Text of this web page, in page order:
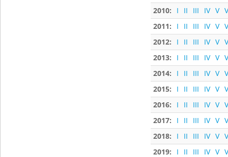
2010:
I II III IV V
2011:
I II III IV V
2012:
I II III IV V
2013:
I II III IV V
2014:
I II III IV V
2015:
I II III IV V
2016:
I II III IV V
2017:
I II III IV V
2018:
I II III IV V
2019:
I II III IV V